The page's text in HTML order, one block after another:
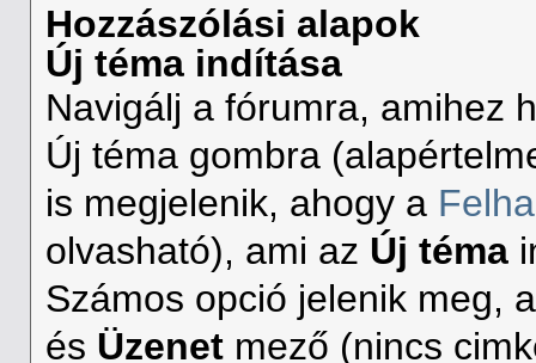
Hozzászólási alapok
Új téma indítása
Navigálj a fórumra, amihez
Új téma gombra
is megjelenik, ahogy a
olvasható), ami az Új téma
Számos opció jelenik meg,
és Üzenet mező (nincs